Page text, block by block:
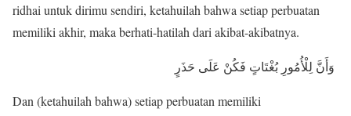
ridhai untuk dirimu sendiri, ketahuilah bahwa setiap perbuatan
memiliki akhir, maka berhati-hatilah dari akibat-akibatnya.
Dan (ketahuilah bahwa) setiap perbuatan memiliki